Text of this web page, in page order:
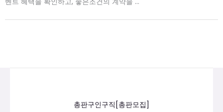
총판구인구직[총판모집]